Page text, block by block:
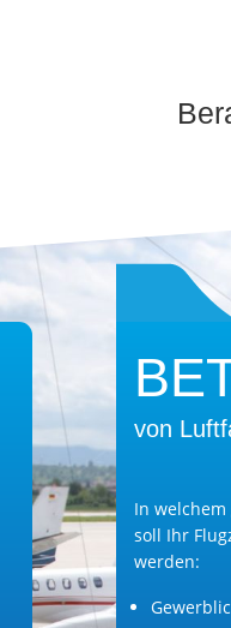
von
In
soll Ihr
werden: